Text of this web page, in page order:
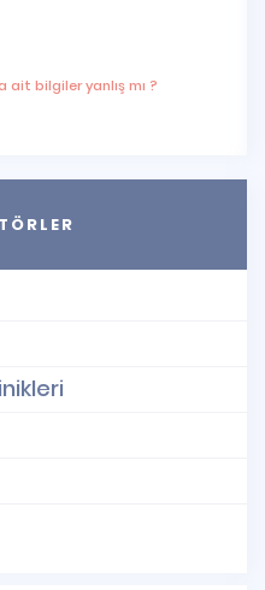
bilgiler yanlış mı ?